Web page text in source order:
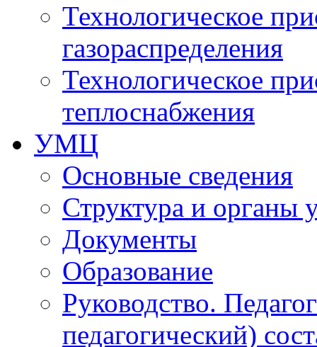
Технологическое
газораспределения
Технологическое
теплоснабжения
УМЦ
Основные сведения
Структура и органы
Документы
Образование
Руководство.
педагогический)